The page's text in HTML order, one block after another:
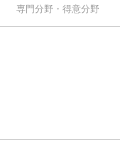
専門分野・得意分野